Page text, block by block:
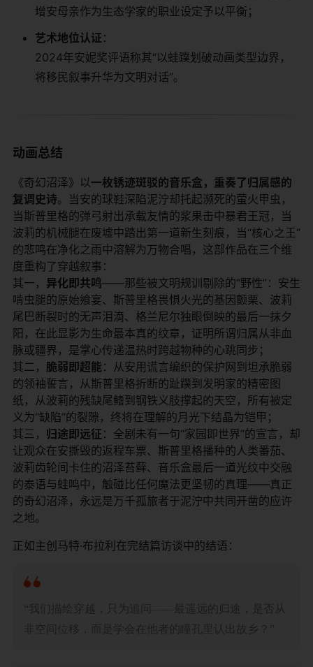
增安母亲作为生态学家的职业设定予以平衡；
​艺术地位认证​ ​：
2024年安妮奖评语称其“以蛙蹼划破动画类型边界，
将移民叙事升华为文明对话”。
​动画总结​
《奇幻沼泽》以​​一枚锈迹斑驳的音乐盒，重奏了归属感的
复调史诗​​。当安的球鞋深陷泥泞却托起濒死的萤火甲虫，
当斯普里格的弹弓射出承载友情的浆果击中暴君王冠，当
波莉的机械腿在废墟中踏出第一道新生刻痕，当“核心之王”
的悲鸣在净化之雨中溶解为万物合唱，这部作品在三个维
度重构了穿越叙事：
其一，​ ​异化即共鸣​​——那些被文明规训剔除的“野性”：安生
啃虫腿的原始飨宴、斯普里格畏惧火光的基因颤栗、波莉
尾巴断裂时的无声泪滴、格兰尼尔独眼倒映的最后一抹夕
阳，在此显影为生命最本真的纹章，证明所谓归属从非血
脉或疆界，是掌心传递温热时跨越物种的心跳同步；
其二，​ ​脆弱即超能​ ​：从安用谎言编织的保护网到坦承脆弱
的领袖誓言，从斯普里格折断的趾蹼到发明家的精密图
纸，从波莉的残缺尾鳍到钢铁义肢撑起的天空，所有被定
义为“缺陷”的裂隙，终将在理解的月光下结晶为铠甲；
其三，​ ​归途即远征​ ​：全剧未有一句“家园即世界”的宣言，却
让观众在安撕毁的返程车票、斯普里格播种的人类番茄、
波莉齿轮间卡住的沼泽苔藓、音乐盒最后一道光纹中交融
的泰语与蛙鸣中，触碰比任何魔法更坚韧的真理——真正
的奇幻沼泽，永远是万千孤旅者于泥泞中共同开凿的应许
之地。
正如主创马特·布拉利在完结篇访谈中的结语：
“我们描绘穿越，只为追问——最遥远的归途，是否从
非空间位移，而是学会在他者的瞳孔里认出故乡？”